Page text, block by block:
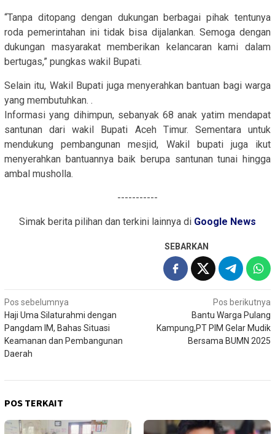
“Tanpa ditopang dengan dukungan berbagai pihak tentunya
roda pemerintahan ini tidak bisa dijalankan. Semoga dengan
dukungan masyarakat memberikan kelancaran kami dalam
bertugas,” pungkas wakil Bupati.
Selain itu, Wakil Bupati juga menyerahkan bantuan bagi warga
yang membutuhkan. .
Informasi yang dihimpun, sebanyak 68 anak yatim mendapat
santunan dari wakil Bupati Aceh Timur. Sementara untuk
mendukung pembangunan mesjid, Wakil bupati juga ikut
menyerahkan bantuannya baik berupa santunan tunai hingga
ambal musholla.
-----------
Simak berita pilihan dan terkini lainnya di Google News
SEBARKAN
Navigasi
pos
Pos sebelumnya
Haji Uma Silaturahmi dengan
Pangdam IM, Bahas Situasi
Keamanan dan Pembangunan
Daerah
Pos berikutnya
Bantu Warga Pulang
Kampung,PT PIM Gelar Mudik
Bersama BUMN 2025
POS TERKAIT